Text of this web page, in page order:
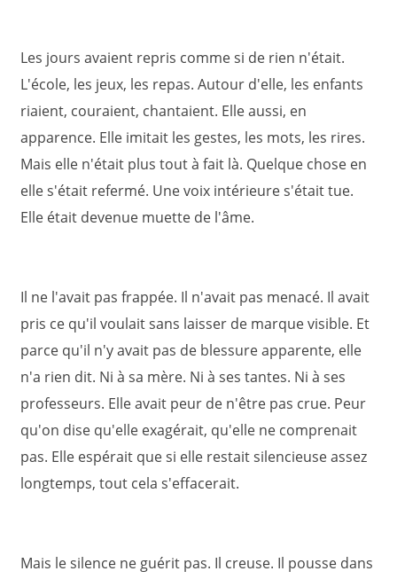
Les jours avaient repris comme si de rien n'était.
L'école, les jeux, les repas. Autour d'elle, les enfants
riaient, couraient, chantaient. Elle aussi, en
apparence. Elle imitait les gestes, les mots, les rires.
Mais elle n'était plus tout à fait là. Quelque chose en
elle s'était refermé. Une voix intérieure s'était tue.
Elle était devenue muette de l'âme.
Il ne l'avait pas frappée. Il n'avait pas menacé. Il avait
pris ce qu'il voulait sans laisser de marque visible. Et
parce qu'il n'y avait pas de blessure apparente, elle
n'a rien dit. Ni à sa mère. Ni à ses tantes. Ni à ses
professeurs. Elle avait peur de n'être pas crue. Peur
qu'on dise qu'elle exagérait, qu'elle ne comprenait
pas. Elle espérait que si elle restait silencieuse assez
longtemps, tout cela s'effacerait.
Mais le silence ne guérit pas. Il creuse. Il pousse dans